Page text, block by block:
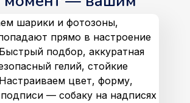
шарики и фотозоны,
прямо в настроение
подбор, аккуратная
гелий, стойкие
цвет, форму,
— собаку на надписях